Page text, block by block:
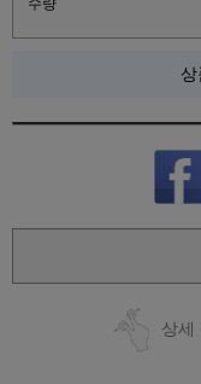
수량
상세